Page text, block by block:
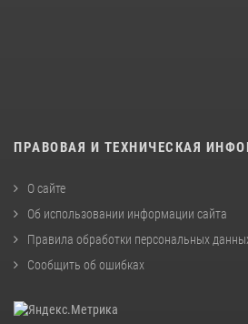
ПРАВОВАЯ И ТЕХНИЧЕСКАЯ
О сайте
Об использовании информации сайта
Правила обработки персональных
Сообщить об ошибках